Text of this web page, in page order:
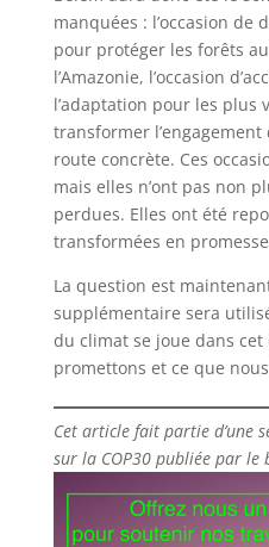
manquées : l’occasion
pour protéger les forêts
l’Amazonie, l’occasion
l’adaptation pour les plus
transformer
route concrète. Ces
mais elles n’ont pas non
perdues. Elles ont été
transformées en
La question est
supplémentaire sera
du climat se joue dans
promettons et ce que
Cet article fait partie d’une
sur la COP30 publiée par le